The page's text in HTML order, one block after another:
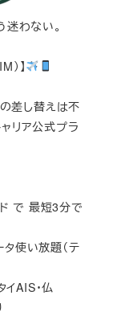
迷わない。
】
差し替えは不
リア公式プラ
で 最短3分で
使い放題（テ
AIS・仏